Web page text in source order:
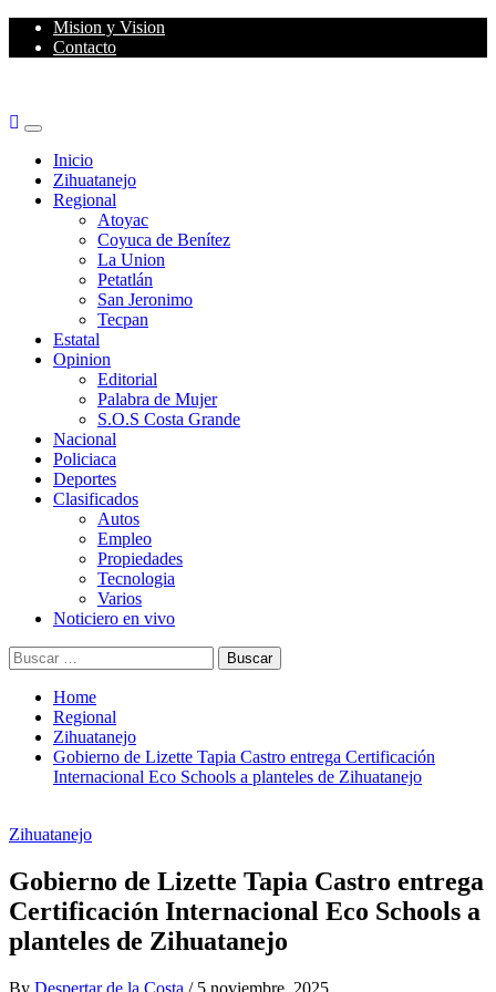
Skip
Mision y Vision
Contacto
Primary
MenuInicio
Zihuatanejo
Regional
Atoyac
Coyuca de Benítez
La Union
Petatlán
San Jeronimo
Tecpan
Estatal
Opinion
Editorial
Palabra de Mujer
S.O.S Costa Grande
Nacional
Policiaca
Deportes
Clasificados
Autos
Empleo
Propiedades
Tecnologia
Varios
Noticiero en vivo
Buscar:
Home
Regional
Zihuatanejo
Gobierno de Lizette Tapia Castro entrega Certificación
Internacional Eco Schools a planteles de Zihuatanejo
Zihuatanejo
Gobierno de Lizette Tapia Castro entrega
Certificación Internacional Eco Schools a
planteles de Zihuatanejo
By Despertar de la Costa / 5 noviembre, 2025